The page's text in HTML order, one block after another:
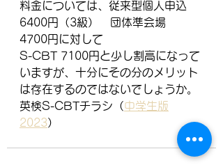
料金については、従来型個人申込
6400円（3級）　団体準会場
4700円に対して
S-CBT 7100円と少し割高になって
いますが、十分にその分のメリット
は存在するのではないでしょうか。
英検S-CBTチラシ（中学生版
2023）